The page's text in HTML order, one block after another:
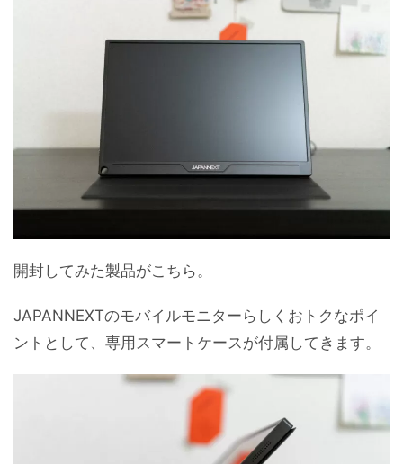
開封してみた製品がこちら。
JAPANNEXTのモバイルモニターらしくおトクなポイ
ントとして、専用スマートケースが付属してきます。